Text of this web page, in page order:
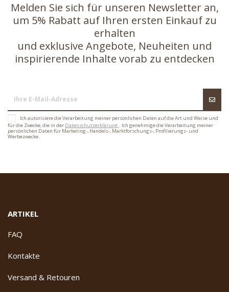
Melden Sie sich für unseren Newsletter an,
um 5% Rabatt auf Ihren ersten Einkauf zu
erhalten
und exklusive Angebote, Neuheiten und
inspirierende Inhalte vorab zu entdecken
Ich autorisiere die Verarbeitung meiner persönlichen Daten auf die Art und Weise und
für die Zwecke, die in der Datenschutzerklärung . Ich genehmige die Verarbeitung meiner
persönlichen Daten für Marketing-, Handels-, Marktforschungs-, Profilierungs- und
Werbezwecke.
ARTIKEL
FAQ
Kontakte
Versand & Retouren